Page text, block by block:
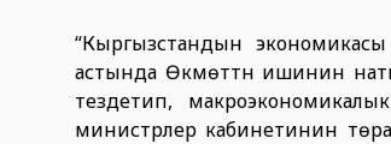
“Кыргызстандын
астында Өкмөттүн ишинин
тездетип,
министрлер кабинетинин